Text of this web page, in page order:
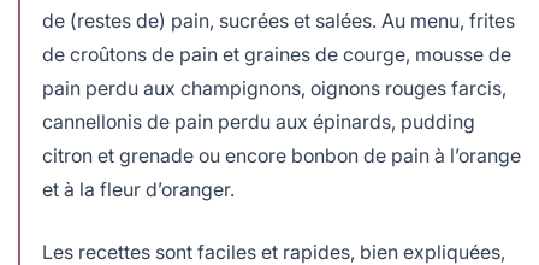
de (restes de) pain, sucrées et salées. Au menu, frites
de croûtons de pain et graines de courge, mousse de
pain perdu aux champignons, oignons rouges farcis,
cannellonis de pain perdu aux épinards, pudding
citron et grenade ou encore bonbon de pain à l’orange
et à la fleur d’oranger.
Les recettes sont faciles et rapides, bien expliquées,